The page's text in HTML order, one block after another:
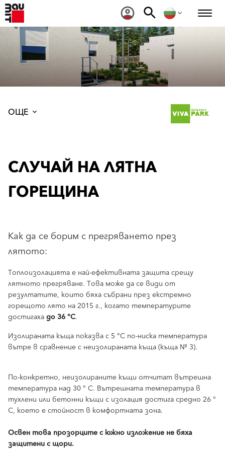
ОЩЕ
СЛУЧАЙ НА ЛЯТНА
ГОРЕЩИНА
Как да се борим с прегряването през
лятото:
Топлоизолацията е най-ефективната защита срещу
лятното прегряване. Това може да се види от
резултатите, които бяха събрани през екстремно
горещото лято на 2015 г., когато температурите
достигахадо 36 °C.
Изолираната къща показва с 5 °C по-ниска температура
вътре в сравнение с неизолираната къща (къща № 3).
По-конкретно, неизолираните къщи отчитат вътрешна
температура над 30 ° C. Вътрешната температура в
тухлени или бетонни къщи с изолация достига средно 26 °
C, което е стойност в комфортната зона.
Освен това прозорците с южно изложение не бяха
защитени с щори.